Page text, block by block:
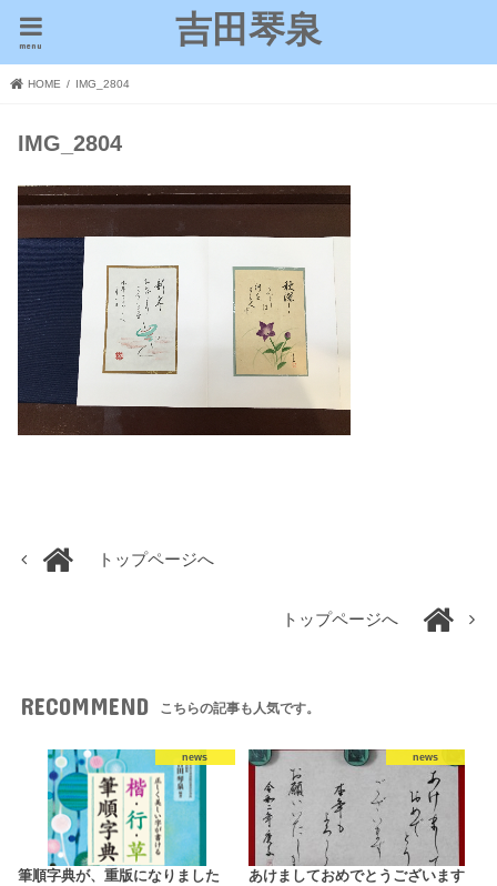
吉田琴泉
menu
HOME IMG_2804
IMG_2804
トップページへ
トップページへ
RECOMMEND こちらの記事も人気です。
news
筆順字典が、重版になりました
news
あけましておめでとうございます